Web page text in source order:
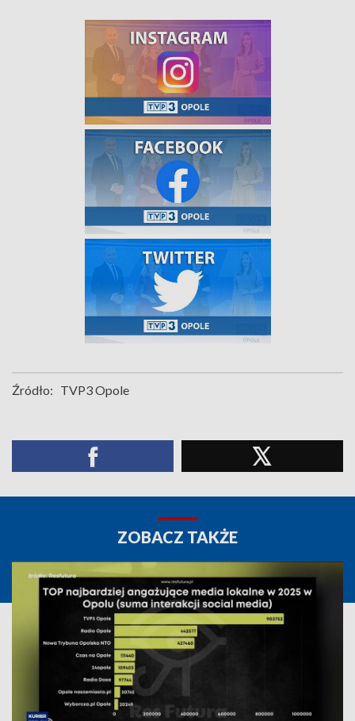
Źródło: TVP3 Opole
ZOBACZ TAKŻE